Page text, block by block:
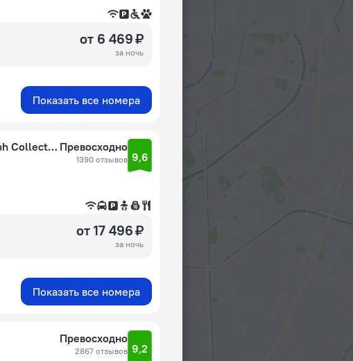
от 6 469 ₽
за ночь
Показать все номера
Roomers Berlin Steinplatz, Autograph Collection Превосходно
1390 отзывов 9,6
от 17 496 ₽
за ночь
Показать все номера
Превосходно
2867 отзывов 9,2